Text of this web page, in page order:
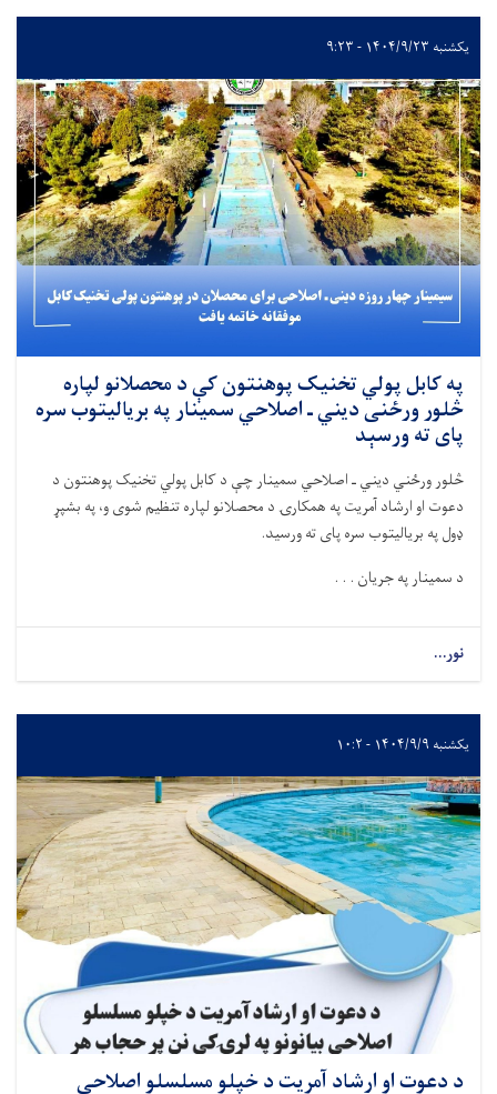
یکشنبه ۱۴۰۴/۹/۲۳ - ۹:۲۳
په کابل پولي ‌تخنیک پوهنتون کې د محصلانو لپاره
څلور ورځنی دیني ـ اصلاحي سمینار په بریالیتوب سره
پای ته ورسېد
څلور ورځني دیني ـ اصلاحي سمینار چې د کابل پولي ‌تخنیک پوهنتون د
دعوت او ارشاد آمریت په همکارۍ د محصلانو لپاره تنظیم شوی و، په بشپړ
ډول په بریالیتوب سره پای ته ورسید.
د سمینار په جریان . . .
نور...
یکشنبه ۱۴۰۴/۹/۹ - ۱۰:۲
د دعوت او ارشاد آمریت د خپلو مسلسلو اصلاحي